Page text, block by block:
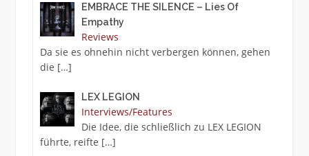
EMBRACE THE SILENCE – Lies Of
Empathy
Reviews
Da sie es ohnehin nicht verbergen können, gehen
die […]
LEX LEGION
Interviews/Features
Die Idee, die schließlich zu LEX LEGION
führte, reifte […]